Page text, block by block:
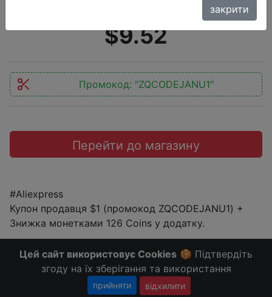
$9.52
Промокод: "ZQCODEJANU1"
Перейти до магазину
#Aliexpress
Купон продавця $1 (промокод ZQCODEJANU1) +
Знижка монетками 126 Coins у додатку.
Більше Знижок і Халяви в @ZnyzhkaUA
Цей сайт використовує Cookies 🍪 Підтвердіть
згоду на їх зберігання та використання
прийняти відхилити
закрити